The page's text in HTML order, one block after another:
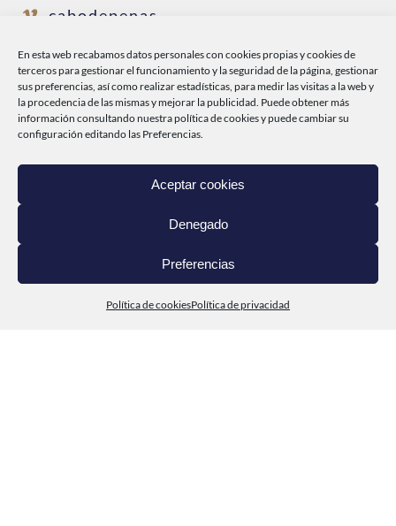
En esta web recabamos datos personales con cookies propias y cookies de
terceros para gestionar el funcionamiento y la seguridad de la página, gestionar
sus preferencias, así como realizar estadísticas, para medir las visitas a la web y
la procedencia de las mismas y mejorar la publicidad. Puede obtener más
información consultando nuestrapolítica de cookiesy puede cambiar su
configuración editando las Preferencias.
Aceptar cookies
Denegado
Preferencias
Política de cookiesPolítica de privacidad
cabodepenas
@conservascabodepenas
INICIO